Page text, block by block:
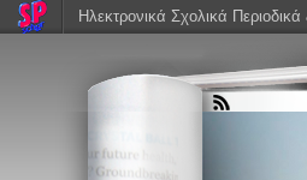
Ηλεκτρονικά Σχολικά